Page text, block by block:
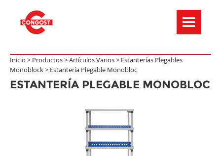
Inicio > Productos>Artículos Varios> Estanterías Plegables
Monoblock> Estantería Plegable Monobloc
ESTANTERÍA PLEGABLE MONOBLOC